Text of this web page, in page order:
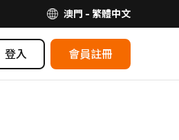
澳門 - 繁體中文
登入 會員註冊